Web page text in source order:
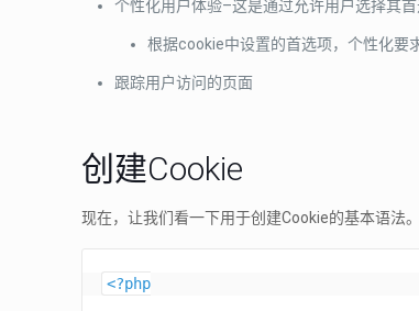
个性化用户体验–这是通过允许用户选择其首
根据cookie中设置的首选项，个性化要
跟踪用户访问的页面
创建Cookie
现在，让我们看一下用于创建Cookie的基本语法。
<?php